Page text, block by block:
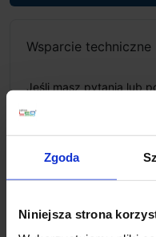
Zgoda
Niniejsza strona
Wsparcie techniczne
Jeśli masz pytania lub
lub napisz do nas:
odpowiedzi na e-maile
phone +48 694 000 777,
sklep@salonled.pl